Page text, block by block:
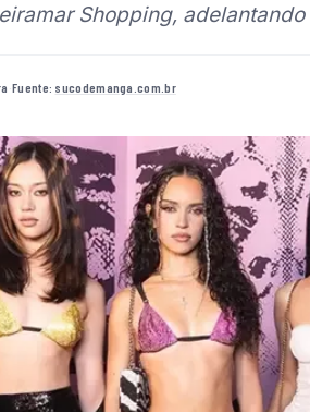
Shopping,
·Fuente: sucodemanga.com.br